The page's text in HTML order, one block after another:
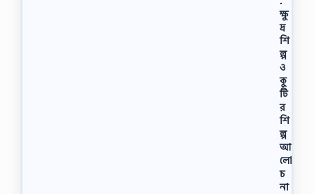
ক্ষু
দ্র
শি
ল্প
ও
কু
টি
র
শি
ল্প
আ
লো
চ
না